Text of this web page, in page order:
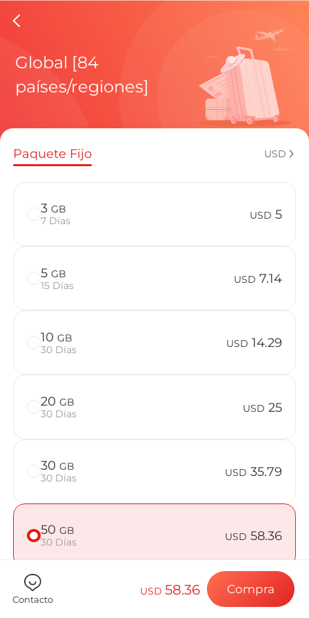
eSIMs
Planes
¿Cómo
Ventajas
Preguntas
Elija su
Instale su
Disfrute de su
Conexión a
Global [84
países/regiones]
Paquete Fijo USD
3 GB
7 Días
USD 5
5 GB
15 Días
USD 7.14
10 GB
30 Días
USD 14.29
20 GB
30 Días
USD 25
30 GB
30 Días
USD 35.79
50 GB
30 Días
USD 58.36
Contacto
USD58.36 Compra